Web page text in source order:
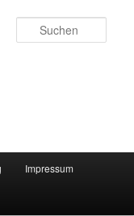
Impressum